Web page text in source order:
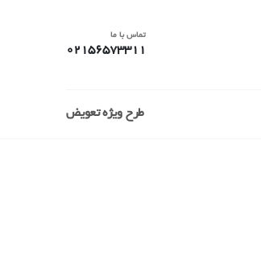
تماس با ما
02156573311
طرح ویژه تعویض